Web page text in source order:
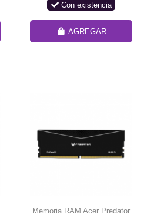
Con existencia
AGREGAR
Memoria RAM Acer Predator